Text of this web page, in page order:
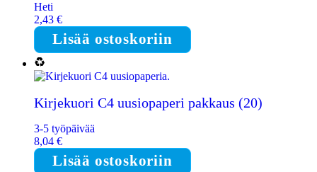
Heti
2,43 €
Lisää ostoskoriin
Kirjekuori C4 uusiopaperi pakkaus (20)
3-5 työpäivää
8,04 €
Lisää ostoskoriin